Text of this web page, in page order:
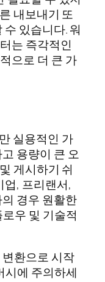
내보내기 또
있습니다. 워
는 즉각적인
으로 더 큰 가
실용적인 가
용량이 큰 오
게시하기 쉬
업, 프리랜서,
경우 원활한
우 및 기술적
환으로 시작
시에 주의하세